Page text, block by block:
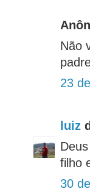
Não
23
luiz
filho
30